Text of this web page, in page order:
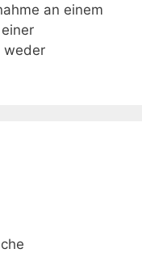
an einem
weder